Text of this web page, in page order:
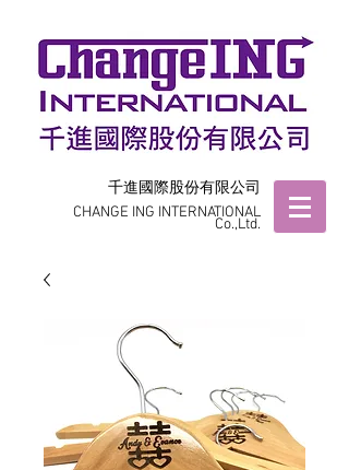
千進國際股份有限公司
CHANGE ING INTERNATIONAL
Co.,Ltd.